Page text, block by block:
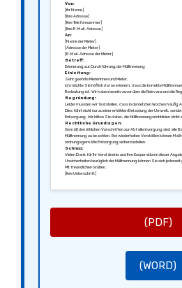
Von:
[Ihr Name]
[Ihre Adresse]
[Ihre Telefonnummer]
[Ihre E-Mail-Adresse]
An:
[Name der Mieter]
[Adresse der Mieter]
[E-Mail-Adresse der Mieter]
Betreff:
Erinnerung zur Durchführung der Mülltrennung
Einleitung:
Sehr geehrte Mieterinnen und Mieter,
ich möchte Sie höflich daran erinnern, dass die korrekte
Bedeutung ist. Wir haben bereits zuvor über die Relevanz und die
Begründung:
Leider mussten wir feststellen, dass in den letzten Wochen
Dies führt nicht nur zu einer erhöhten Belastung der Umwelt,
Entsorgung. Wir bitten Sie daher, die Mülltrennungsrichtlinien strikt
Rechtliche Grundlagen:
Gemäß den örtlichen Vorschriften zur Abfallentsorgung sind alle
Mülltrennung zu beachten. Bei wiederholten Verstößen können
ordnungsgemäße Entsorgung sicherzustellen.
Schluss:
Vielen Dank für Ihr Verständnis und Ihre Kooperation in dieser
Unsicherheiten bezüglich der Mülltrennung können Sie sich
Mit freundlichen Grüßen,
[Ihre Unterschrift]
(PDF)
(WORD)